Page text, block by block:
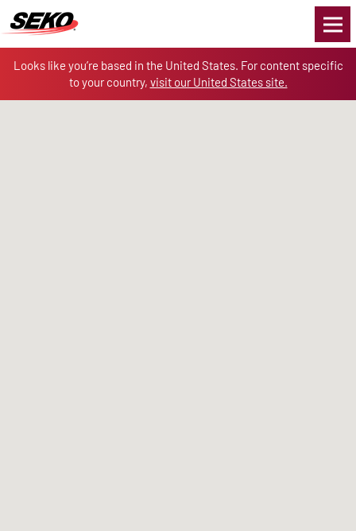
Looks like you’re based in the United States. For content specific
to your country, visit our United States site.